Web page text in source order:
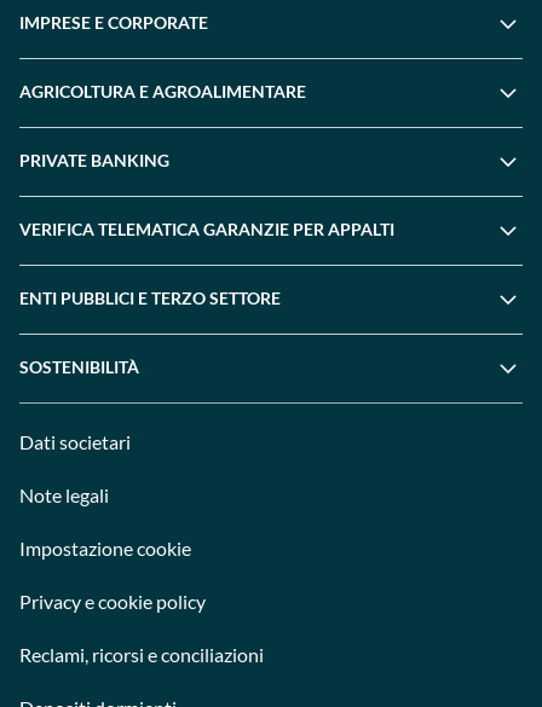
IMPRESE E CORPORATE
AGRICOLTURA E AGROALIMENTARE
PRIVATE BANKING
VERIFICA TELEMATICA GARANZIE PER APPALTI
ENTI PUBBLICI E TERZO SETTORE
SOSTENIBILITÀ
Dati societari
Note legali
Impostazione cookie
Privacy e cookie policy
Reclami, ricorsi e conciliazioni